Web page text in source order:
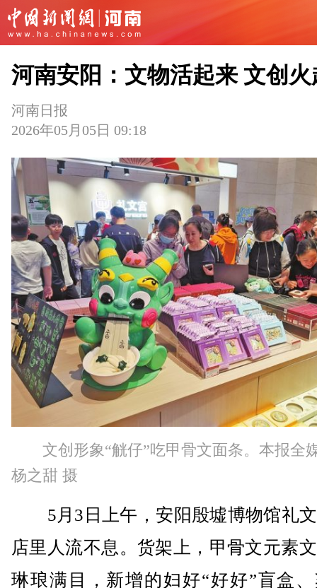
河南安阳：文物活起来 文创火
河南日报
2026年05月05日 09:18
文创形象“觥仔”吃甲骨文面条。本报全
杨之甜 摄
5月3日上午，安阳殷墟博物馆礼
店里人流不息。货架上，甲骨文元素
琳琅满目，新增的妇好“好好”盲盒